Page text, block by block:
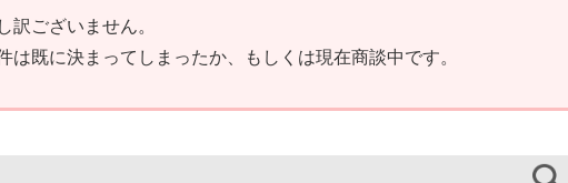
訳ございません。
は既に決まってしまったか、もしくは現在商談中です。